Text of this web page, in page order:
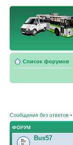
Список форумов
Сообщения без ответов •
ФОРУМ
Bus57